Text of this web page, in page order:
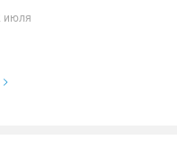
июля